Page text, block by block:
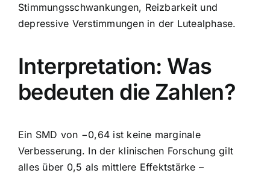
Stimmungsschwankungen, Reizbarkeit und
depressive Verstimmungen in der Lutealphase.
Interpretation: Was
bedeuten die Zahlen?
Ein SMD von −0,64 ist keine marginale
Verbesserung. In der klinischen Forschung gilt
alles über 0,5 als mittlere Effektstärke –